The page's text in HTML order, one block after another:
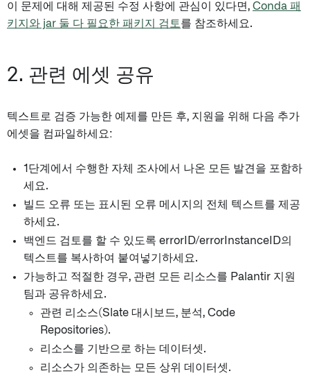
이 문제에 대해 제공된 수정 사항에 관심이 있다면, Conda 패
키지와 jar 둘 다 필요한 패키지 검토를 참조하세요.
2. 관련 에셋 공유
텍스트로 검증 가능한 예제를 만든 후, 지원을 위해 다음 추가
에셋을 컴파일하세요:
1단계에서 수행한 자체 조사에서 나온 모든 발견을 포함하
세요.
빌드 오류 또는 표시된 오류 메시지의 전체 텍스트를 제공
하세요.
백엔드 검토를 할 수 있도록 errorID/errorInstanceID의
텍스트를 복사하여 붙여넣기하세요.
가능하고 적절한 경우, 관련 모든 리소스를 Palantir 지원
팀과 공유하세요.
관련 리소스(Slate 대시보드, 분석, Code
Repositories).
리소스를 기반으로 하는 데이터셋.
리소스가 의존하는 모든 상위 데이터셋.